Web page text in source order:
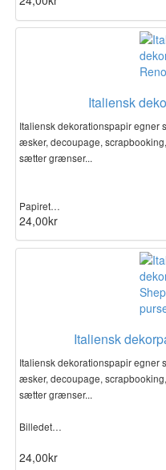
Italiensk
Italiensk dekorationspapir
æsker, decoupage,
sætter grænser...
Papiret…
24,00kr
Italiensk
Italiensk dekorationspapir
æsker, decoupage,
sætter grænser...
Billedet…
24,00kr